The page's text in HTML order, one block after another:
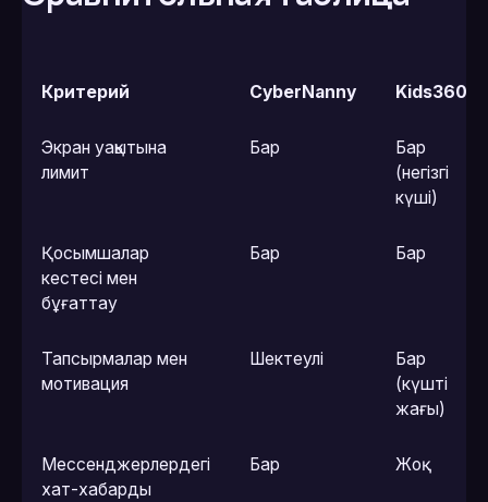
Критерий CyberNanny Kids360
Экран уақытына
лимит
Бар
Бар
(негізгі
күші)
Қосымшалар
кестесі мен
бұғаттау
Бар Бар
Тапсырмалар мен
мотивация
Шектеулі
Бар
(күшті
жағы)
Мессенджерлердегі
хат-хабарды
Бар Жоқ